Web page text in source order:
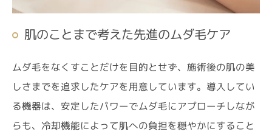
肌のことまで考えた先進のムダ毛ケア
ムダ毛をなくすことだけを目的とせず、施術後の肌の美
しさまでを追求したケアを用意しています。導入してい
る機器は、安定したパワーでムダ毛にアプローチしなが
らも、冷却機能によって肌への負担を穏やかにすること